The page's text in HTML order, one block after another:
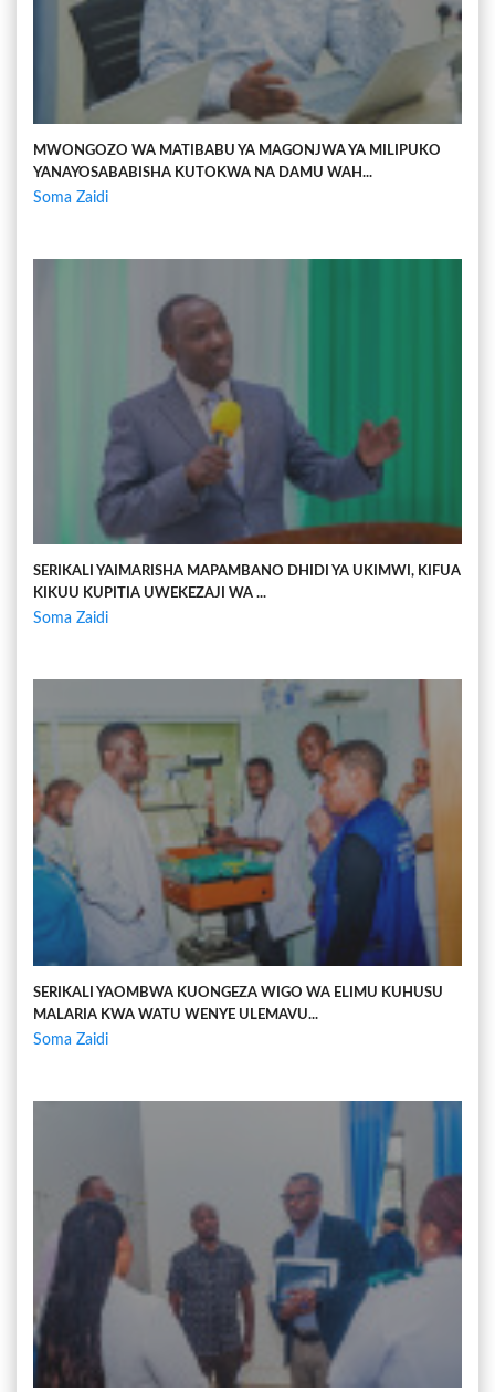
MWONGOZO WA MATIBABU YA MAGONJWA YA MILIPUKO
YANAYOSABABISHA KUTOKWA NA DAMU WAH...
Soma Zaidi
SERIKALI YAIMARISHA MAPAMBANO DHIDI YA UKIMWI, KIFUA
KIKUU KUPITIA UWEKEZAJI WA ...
Soma Zaidi
SERIKALI YAOMBWA KUONGEZA WIGO WA ELIMU KUHUSU
MALARIA KWA WATU WENYE ULEMAVU...
Soma Zaidi